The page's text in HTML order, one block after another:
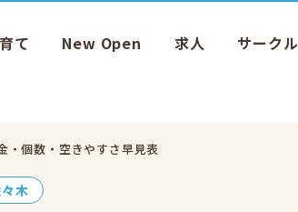
て New Open 求人 サークル
・個数・空きやすさ早見表
木